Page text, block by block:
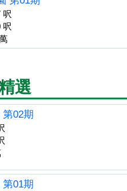
呎
呎
選
02期
01期